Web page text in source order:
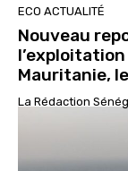
ECO ACTUALITÉ
Nouveau
Mauritanie,
La Rédaction